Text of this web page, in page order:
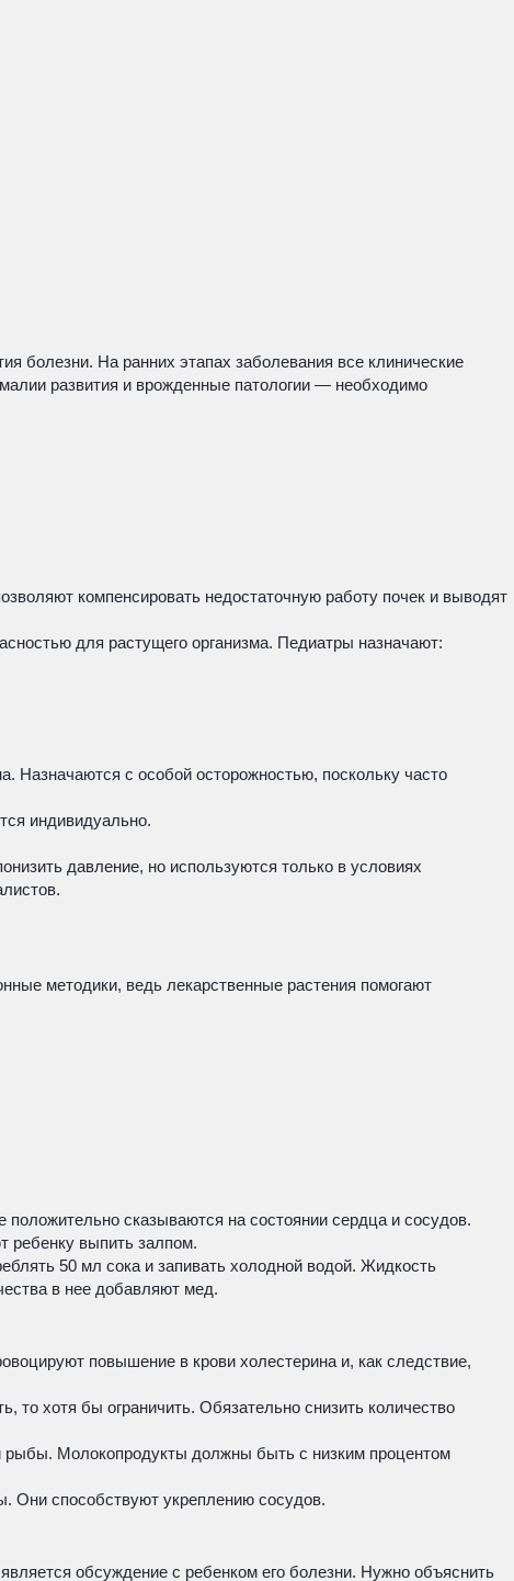
болезни. На ранних этапах заболевания все клинические
развития и врожденные патологии — необходимо
компенсировать недостаточную работу почек и выводят
для растущего организма. Педиатры назначают:
Назначаются с особой осторожностью, поскольку часто
индивидуально.
давление, но используются только в условиях
методики, ведь лекарственные растения помогают
сказываются на состоянии сердца и сосудов.
ребенку выпить залпом.
50 мл сока и запивать холодной водой. Жидкость
в нее добавляют мед.
повышение в крови холестерина и, как следствие,
хотя бы ограничить. Обязательно снизить количество
рыбы. Молокопродукты должны быть с низким процентом
Они способствуют укреплению сосудов.
обсуждение с ребенком его болезни. Нужно объяснить